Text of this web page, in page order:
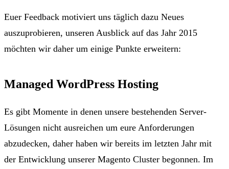
Euer Feedback motiviert uns täglich dazu Neues
auszuprobieren, unseren Ausblick auf das Jahr 2015
möchten wir daher um einige Punkte erweitern:
Managed WordPress Hosting
Es gibt Momente in denen unsere bestehenden Server-
Lösungen nicht ausreichen um eure Anforderungen
abzudecken, daher haben wir bereits im letzten Jahr mit
der Entwicklung unserer Magento Cluster begonnen. Im